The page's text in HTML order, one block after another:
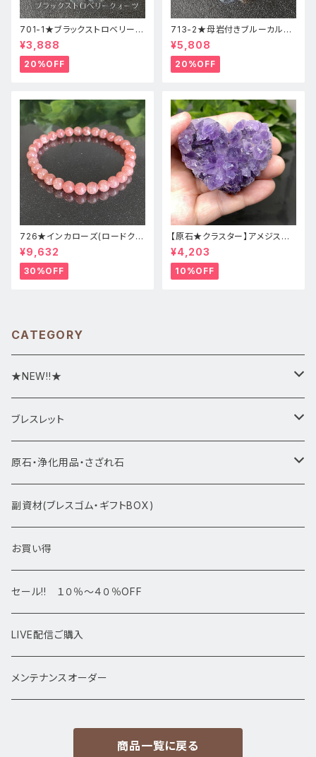
701-1★ブラックストロベリーク
ォーツ【高品質】天然石ブレスレ
ッパワーストーン
¥3,888
20%OFF
713-2★母岩付きブルーカルセ
ドニー【高品質】天然石ブレスレ
ットパワーストーン
¥5,808
20%OFF
726★インカローズ(ロードクロ
サイト)★天然石ブレスレット新
品
¥9,632
30%OFF
【原石★クラスター】アメジスト
★ハート形★cp-071天然石パ
ワーストーン★インテリア置物
¥4,203
10%OFF
CATEGORY
★NEW!!★
★新入荷1/28~
ブレスレット
ブレスレット1点物
アマビエシリーズ
デザインブレス
高級・高品質ブレスレット
サイズ
13㎜以上
原石・浄化用品・さざれ石
浄化さざれ石
ポイント・タワー・タンブル
スフィア 丸玉
置物
原石・クラスター
副資材(ブレスゴム・ギフトBOX)
お買い得
セール!! １０％～４０％OFF
LIVE配信ご購入
メンテナンスオーダー
商品一覧に戻る